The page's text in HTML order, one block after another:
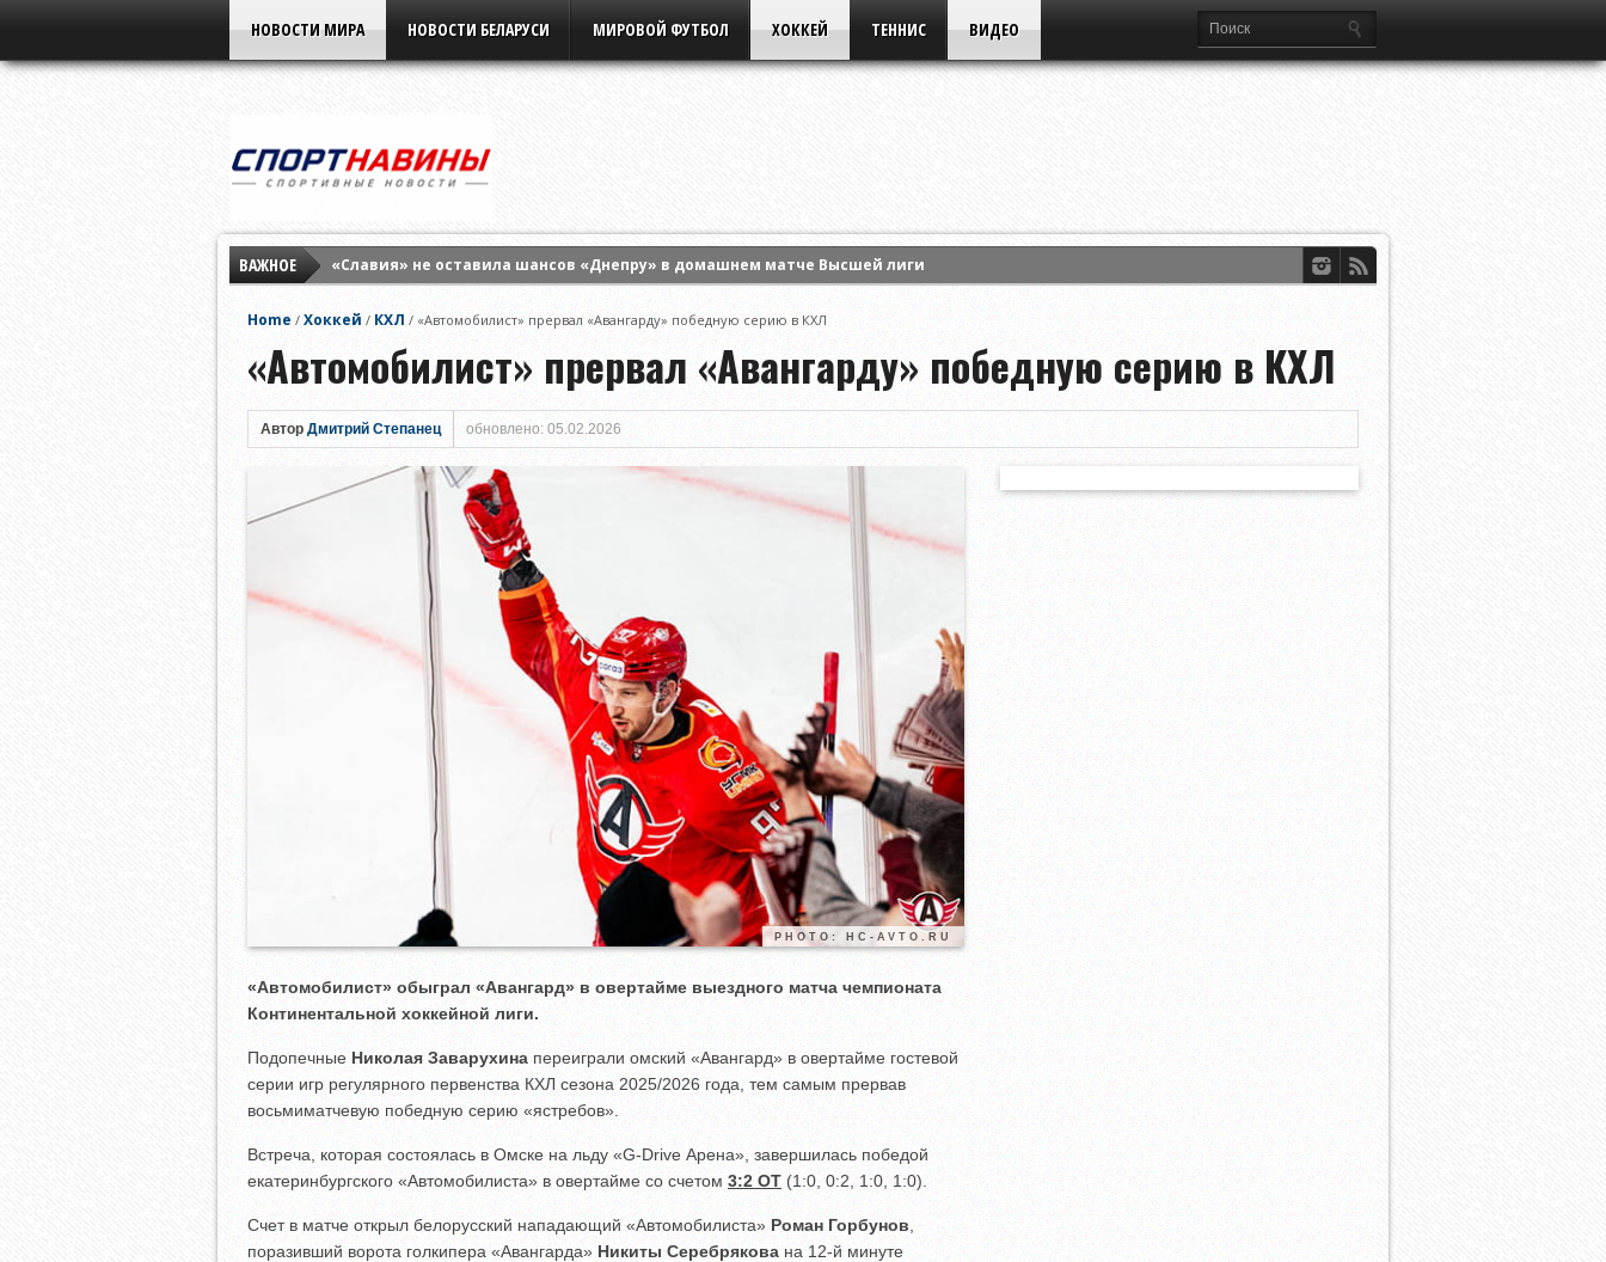
НОВОСТИ МИРА НОВОСТИ БЕЛАРУСИ МИРОВОЙ ФУТБОЛ ХОККЕЙ ТЕННИС ВИДЕО
ВАЖНОЕ
«Славия» не оставила шансов «Днепру» в домашнем матче Высшей лиги
Home / Хоккей / КХЛ / «Автомобилист» прервал «Авангарду» победную серию в КХЛ
«Автомобилист» прервал «Авангарду» победную серию в КХЛ
Автор Дмитрий Степанец обновлено: 05.02.2026
PHOTO: HC-AVTO.RU
«Автомобилист» обыграл «Авангард» в овертайме выездного матча чемпионата
Континентальной хоккейной лиги.
Подопечные Николая Заварухина переиграли омский «Авангард» в овертайме гостевой
серии игр регулярного первенства КХЛ сезона 2025/2026 года, тем самым прервав
восьмиматчевую победную серию «ястребов».
Встреча, которая состоялась в Омске на льду «G-Drive Арена», завершилась победой
екатеринбургского «Автомобилиста» в овертайме со счетом 3:2 ОТ (1:0, 0:2, 1:0, 1:0).
Счет в матче открыл белорусский нападающий «Автомобилиста» Роман Горбунов
поразивший ворота голкипера «Авангарда» Никиты Серебрякова на 12-й минуте